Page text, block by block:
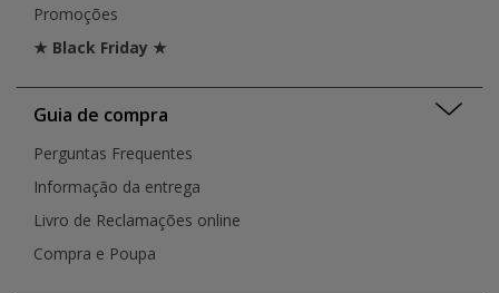
Promoções
★ Black Friday ★
Guia de compra
Perguntas Frequentes
Informação da entrega
Livro de Reclamações online
Compra e Poupa